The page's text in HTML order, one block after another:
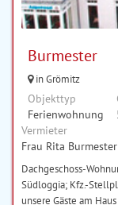
Burmester
in Grömitz
Objekttyp
Ferienwohnung
Vermieter
Frau Rita Burmester
Dachgeschoss-
Südloggia; Kfz.-
unsere Gäste am